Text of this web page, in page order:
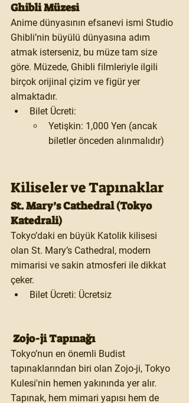
Ghibli Müzesi
Anime dünyasının efsanevi ismi Studio
Ghibli’nin büyülü dünyasına adım
atmak isterseniz, bu müze tam size
göre. Müzede, Ghibli filmleriyle ilgili
birçok orijinal çizim ve figür yer
almaktadır.
Bilet Ücreti:
Yetişkin: 1,000 Yen (ancak
biletler önceden alınmalıdır)
Kiliseler ve Tapınaklar
St. Mary’s Cathedral (Tokyo
Katedrali)
Tokyo’daki en büyük Katolik kilisesi
olan St. Mary’s Cathedral , modern
mimarisi ve sakin atmosferi ile dikkat
çeker.
Bilet Ücreti: Ücretsiz
Zojo-ji Tapınağı
Tokyo’nun en önemli Budist
tapınaklarından biri olan Zojo-ji, Tokyo
Kulesi'nin hemen yakınında yer alır.
Tapınak, hem mimari yapısı hem de